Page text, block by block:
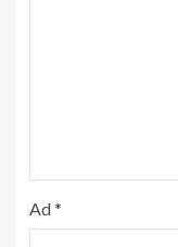
Ad*